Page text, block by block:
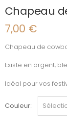
Chapeau
7,00 €
Chapeau de
Existe en argent,
Idéal pour vos
Couleur